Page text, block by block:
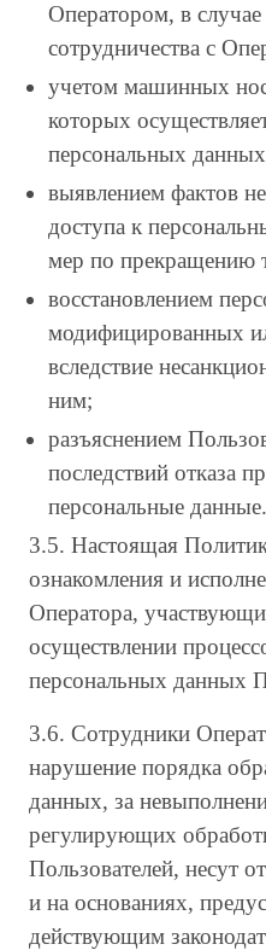
Оператором, в
сотрудничества с
учетом машинных
которых
персональных
выявлением фактов
доступа к
мер по прекращению
восстановлением
модифицированных
вследствие
ним;
разъяснением
последствий отказа
персональные данные.
3.5. Настоящая
ознакомления и
Оператора,
осуществлении
персональных данных
3.6. Сотрудники
нарушение порядка
данных, за
регулирующих
Пользователей, несут
и на основаниях,
действующим